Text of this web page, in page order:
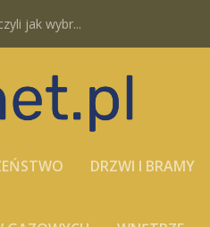
jak wybr...
DRZWI I BRAMY